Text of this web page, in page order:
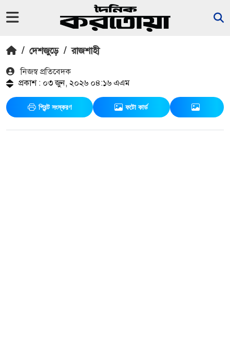
/ দেশজুড়ে / রাজশাহী
নিজস্ব প্রতিবেদক
প্রকাশ : ০৩ জুন, ২০২৬ ০৪:১৬ এএম
প্রিন্ট সংস্করণ ফটো কার্ড